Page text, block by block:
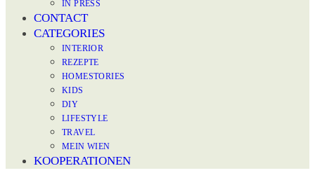
IN PRESS
CONTACT
CATEGORIES
INTERIOR
REZEPTE
HOMESTORIES
KIDS
DIY
LIFESTYLE
TRAVEL
MEIN WIEN
KOOPERATIONEN